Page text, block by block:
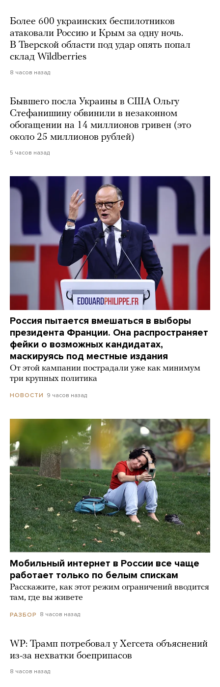
Более 600 украинских беспилотников
атаковали Россию и Крым за одну ночь.
В Тверской области под удар опять попал
склад Wildberries
8 часов назад
Бывшего посла Украины в США Ольгу
Стефанишину обвинили в незаконном
обогащении на 14 миллионов гривен (это
около 25 миллионов рублей)
5 часов назад
Россия пытается вмешаться в выборы
президента Франции. Она распространяет
фейки о возможных кандидатах,
маскируясь под местные издания
От этой кампании пострадали уже как минимум
три крупных политика
НОВОСТИ 9 часов назад
Мобильный интернет в России все чаще
работает только по белым спискам
Расскажите, как этот режим ограничений вводится
там, где вы живете
РАЗБОР 8 часов назад
WP: Трамп потребовал у Хегсета объяснений
из-за нехватки боеприпасов
8 часов назад